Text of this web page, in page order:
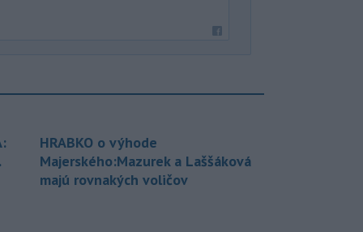
HRABKO o výhode
Majerského:Mazurek a Laššáková
majú rovnakých voličov